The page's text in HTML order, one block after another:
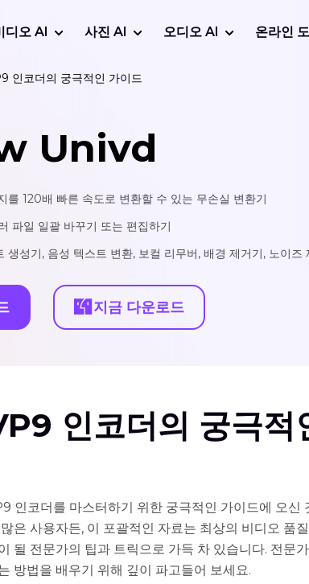
디오 AI 사진 AI 오디오 AI 온라인
인코더의 궁극적인 가이드
Univd
를 120배 빠른 속도로 변환할 수 있는 무손실 변환기
파일 일괄 바꾸기 또는 편집하기
생성기, 음성 텍스트 변환, 보컬 리무버, 배경 제거기, 노이즈
지금 다운로드
인코더의 궁극적
인코더를 마스터하기 위한 궁극적인 가이드에 오신
은 사용자든, 이 포괄적인 자료는 최상의 비디오 품
될 전문가의 팁과 트릭으로 가득 차 있습니다. 전문
방법을 배우기 위해 깊이 파고들어 보세요.